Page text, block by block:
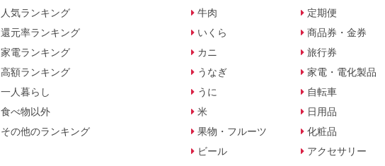
人気ランキング
還元率ランキング
家電ランキング
高額ランキング
一人暮らし
食べ物以外
その他のランキング
牛肉
いくら
カニ
うなぎ
うに
米
果物・フルーツ
ビール
定期便
商品券・金券
旅行券
家電・電化製品
自転車
日用品
化粧品
アクセサリー